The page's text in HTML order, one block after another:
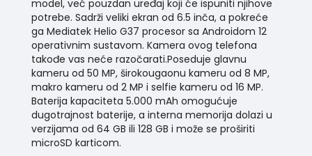
model, već pouzdan uređaj koji će ispuniti njihove
potrebe. Sadrži veliki ekran od 6.5 inča, a pokreće
ga Mediatek Helio G37 procesor sa Androidom 12
operativnim sustavom. Kamera ovog telefona
takođe vas neće razočarati.Poseduje glavnu
kameru od 50 MP, širokougaonu kameru od 8 MP,
makro kameru od 2 MP i selfie kameru od 16 MP.
Baterija kapaciteta 5.000 mAh omogućuje
dugotrajnost baterije, a interna memorija dolazi u
verzijama od 64 GB ili 128 GB i može se proširiti
microSD karticom.